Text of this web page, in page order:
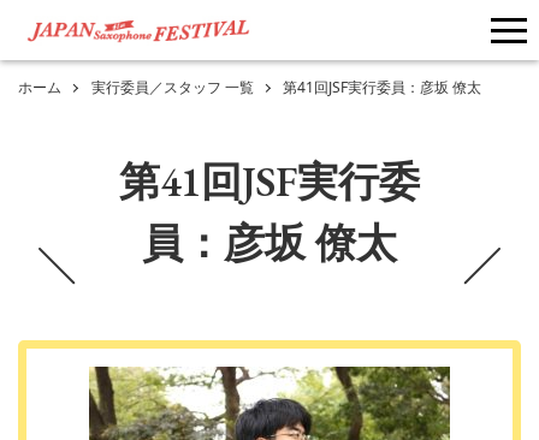
ホーム 実行委員／スタッフ 一覧 第41回JSF実行委員：彦坂 僚太
第41回JSF実行委
員：彦坂 僚太